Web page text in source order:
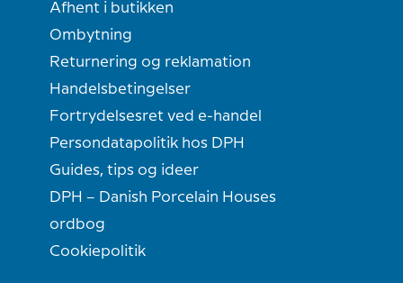
Afhent i butikken
Ombytning
Returnering og reklamation
Handelsbetingelser
Fortrydelsesret ved e-handel
Persondatapolitik hos DPH
Guides, tips og ideer
DPH – Danish Porcelain Houses
ordbog
Cookiepolitik